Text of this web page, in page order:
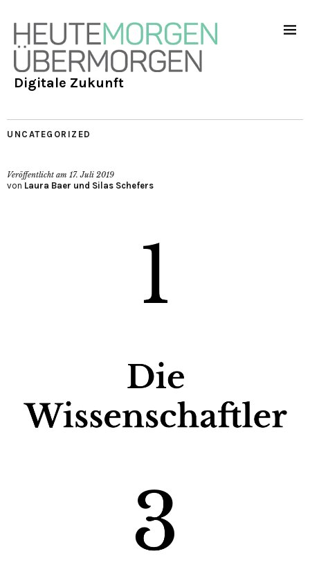
Digitale Zukunft
UNCATEGORIZED
Veröffentlicht am 17. Juli 2019
von Laura Baer und Silas Schefers